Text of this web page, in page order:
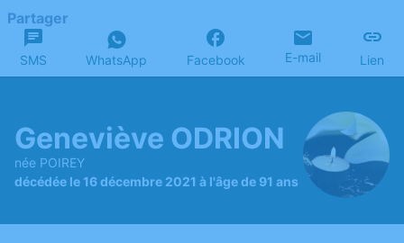
Partager
SMS WhatsApp Facebook E-mail Lien
Geneviève ODRION
née POIREY
décédée le 16 décembre 2021 à l'âge de 91 ans